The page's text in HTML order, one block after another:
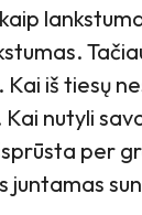
Kai iš tiesų
nutyli
per
juntamas